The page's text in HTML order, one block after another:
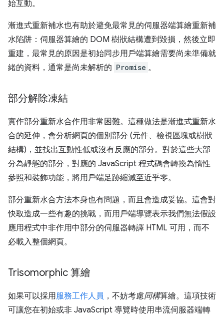
始互動。
漸進式重新補水也有助於避免最常見的伺服器端算繪重新補
水陷阱：伺服器算繪的 DOM 樹狀結構遭到毀損，然後立即
重建，最常見的原因是初始同步用戶端算繪需要尚未準備就
緒的資料，通常是尚未解析的 Promise 。
部分解除凍結
實作部分重新水合作用非常困難。這種做法是漸進式重新水
合的延伸，會分析網頁的個別部分 (元件、檢視區塊或樹狀
結構)，並找出互動性低或沒有反應的部分。對於這些大部
分為靜態的部分，對應的 JavaScript 程式碼會轉換為惰性
參照和裝飾功能，將用戶端足跡縮減至近乎零。
部分重新水合方法本身也有問題，而且會造成妥協。這會對
快取造成一些有趣的挑戰，而用戶端導覽表示我們無法假設
應用程式中非作用中部分的伺服器轉譯 HTML 可用，而不
必載入整個網頁。
Trisomorphic 算繪
如果可以採用服務工作人員 ，不妨考慮同構算繪。這項技術
可讓您在初始或非 JavaScript 導覽時使用串流伺服器端轉